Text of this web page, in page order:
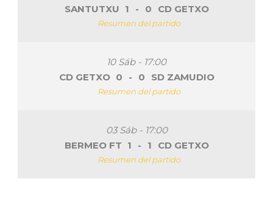
SANTUTXU 1 - 0 CD GETXO
Resumen del partido
10 Sáb - 17:00
CD GETXO 0 - 0 SD ZAMUDIO
Resumen del partido
03 Sáb - 17:00
BERMEO FT 1 - 1 CD GETXO
Resumen del partido